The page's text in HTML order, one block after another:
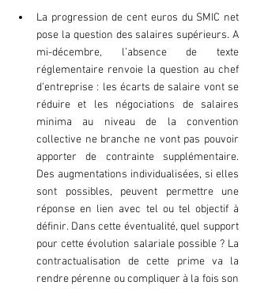
La progression de cent euros du SMIC net
pose la question des salaires supérieurs. A
mi-décembre, l’absence de texte
réglementaire renvoie la question au chef
d’entreprise : les écarts de salaire vont se
réduire et les négociations de salaires
minima au niveau de la convention
collective ne branche ne vont pas pouvoir
apporter de contrainte supplémentaire.
Des augmentations individualisées, si elles
sont possibles, peuvent permettre une
réponse en lien avec tel ou tel objectif à
définir. Dans cette éventualité, quel support
pour cette évolution salariale possible ? La
contractualisation de cette prime va la
rendre pérenne ou compliquer à la fois son